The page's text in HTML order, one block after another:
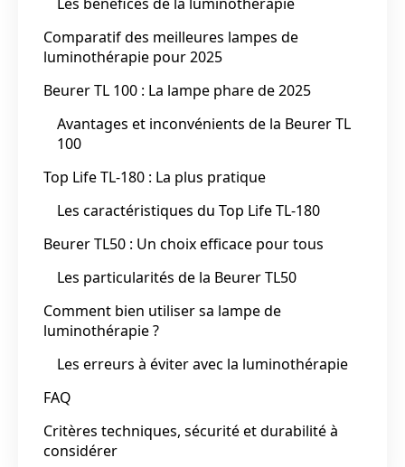
Comparatif des meilleures lampes de
luminothérapie pour 2025
Beurer TL 100 : La lampe phare de 2025
Avantages et inconvénients de la Beurer TL
100
Top Life TL-180 : La plus pratique
Les caractéristiques du Top Life TL-180
Beurer TL50 : Un choix efficace pour tous
Les particularités de la Beurer TL50
Comment bien utiliser sa lampe de
luminothérapie ?
Les erreurs à éviter avec la luminothérapie
FAQ
Critères techniques, sécurité et durabilité à
considérer